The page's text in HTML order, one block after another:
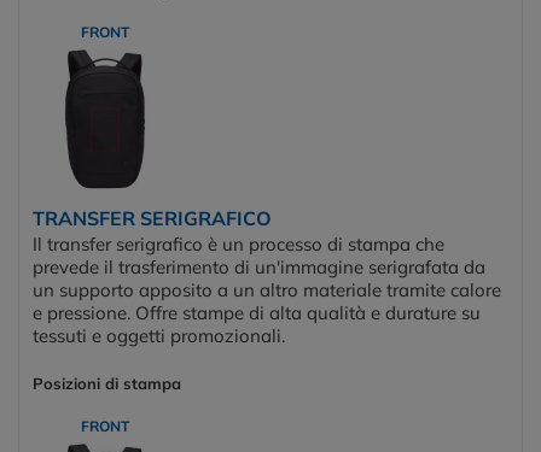
FRONT
TRANSFER SERIGRAFICO
Il transfer serigrafico è un processo di stampa che
prevede il trasferimento di un'immagine serigrafata da
un supporto apposito a un altro materiale tramite calore
e pressione. Offre stampe di alta qualità e durature su
tessuti e oggetti promozionali.
Posizioni di stampa
FRONT